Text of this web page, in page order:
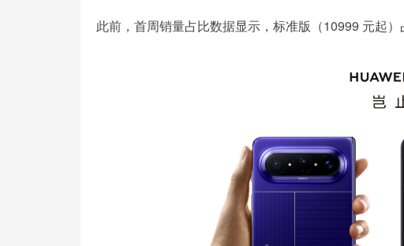
此前，首周销量占比数据显示，标准版（10999 元起